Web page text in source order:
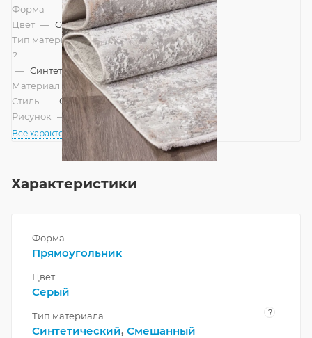
Форма — Прямоугольник
Цвет — Серый
Тип материала
?
— Синтетический, Смешанный
Материал
— Полипропилен
Стиль — Современный
Рисунок — Современный
Все характеристики
Характеристики
Форма
Прямоугольник
Цвет
Серый
Тип материала ?
Синтетический, Смешанный